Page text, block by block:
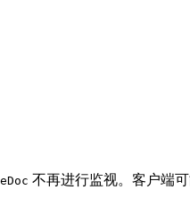
不再进行监视。客户端